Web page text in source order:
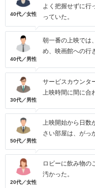
40代／女性
よく把握せずに行
っていた。
40代／男性
朝一番の上映では
め、映画館への行
30代／男性
サービスカウンタ
上映時間に間に合
50代／男性
上映開始から日
さい部屋は、がっ
20代／女性
ロビーに飲み物の
汚かった。